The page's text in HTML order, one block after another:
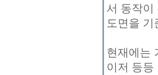
서 동작이
도면을 기
현재에는
이저 등등